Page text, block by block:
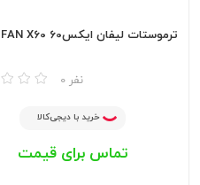
ترموستات لیفان ایکس60 LIFAN X60
0 نفر
خرید با دیجی‌کالا
تماس برای قیمت